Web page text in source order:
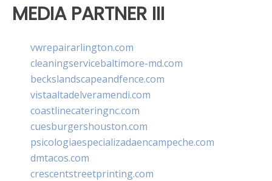
MEDIA PARTNER III
vwrepairarlington.com
cleaningservicebaltimore-md.com
beckslandscapeandfence.com
vistaaltadelveramendi.com
coastlinecateringnc.com
cuesburgershouston.com
psicologiaespecializadaencampeche.com
dmtacos.com
crescentstreetprinting.com